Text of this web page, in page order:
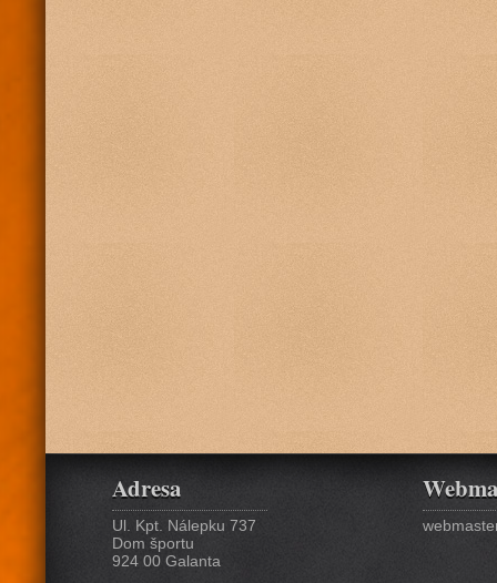
Adresa
Ul. Kpt. Nálepku 737
Dom športu
924 00 Galanta